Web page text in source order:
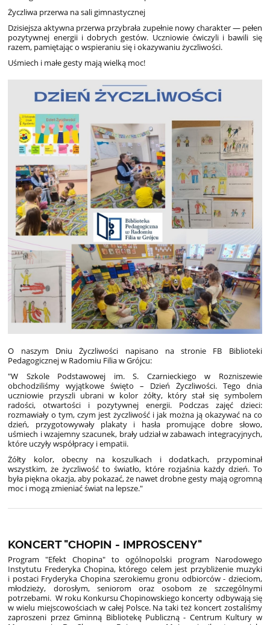
Życzliwa przerwa na sali gimnastycznej
Dzisiejsza aktywna przerwa przybrała zupełnie nowy charakter — pełen
pozytywnej energii i dobrych gestów. Uczniowie ćwiczyli i bawili się
razem, pamiętając o wspieraniu się i okazywaniu życzliwości.
Uśmiech i małe gesty mają wielką moc!
O naszym Dniu Życzliwości napisano na stronie FB Biblioteki
Pedagogicznej w Radomiu Filia w Grójcu:
"W Szkole Podstawowej im. S. Czarnieckiego w Rozniszewie
obchodziliśmy wyjątkowe święto – Dzień Życzliwości. Tego dnia
uczniowie przyszli ubrani w kolor żółty, który stał się symbolem
radości, otwartości i pozytywnej energii. Podczas zajęć dzieci:
rozmawiały o tym, czym jest życzliwość i jak można ją okazywać na co
dzień, przygotowywały plakaty i hasła promujące dobre słowo,
uśmiech i wzajemny szacunek, brały udział w zabawach integracyjnych,
które uczyły współpracy i empatii.
Żółty kolor, obecny na koszulkach i dodatkach, przypominał
wszystkim, że życzliwość to światło, które rozjaśnia każdy dzień. To
była piękna okazja, aby pokazać, że nawet drobne gesty mają ogromną
moc i mogą zmieniać świat na lepsze."
KONCERT "CHOPIN - IMPROSCENY"
Program "Efekt Chopina" to ogólnopolski program Narodowego
Instytutu Frederyka Chopina, którego celem jest przybliżenie muzyki
i postaci Fryderyka Chopina szerokiemu gronu odbiorców - dzieciom,
młodzieży, dorosłym, seniorom oraz osobom ze szczególnymi
potrzebami. W roku Konkursu Chopinowskiego koncerty odbywają się
w wielu miejscowościach w całej Polsce. Na taki też koncert zostaliśmy
zaproszeni przez Gminną Bibliotekę Publiczną - Centrum Kultury w